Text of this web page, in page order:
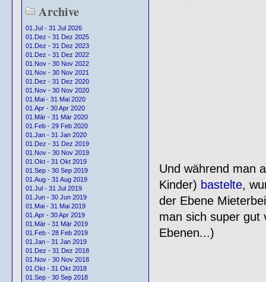
Archive
01.Jul - 31 Jul 2026
01.Dez - 31 Dez 2025
01.Dez - 31 Dez 2023
01.Dez - 31 Dez 2022
01.Nov - 30 Nov 2022
01.Nov - 30 Nov 2021
01.Dez - 31 Dez 2020
01.Nov - 30 Nov 2020
01.Mai - 31 Mai 2020
01.Apr - 30 Apr 2020
01.Mär - 31 Mär 2020
01.Feb - 29 Feb 2020
01.Jan - 31 Jan 2020
01.Dez - 31 Dez 2019
01.Nov - 30 Nov 2019
01.Okt - 31 Okt 2019
01.Sep - 30 Sep 2019
01.Aug - 31 Aug 2019
01.Jul - 31 Jul 2019
01.Jun - 30 Jun 2019
01.Mai - 31 Mai 2019
01.Apr - 30 Apr 2019
01.Mär - 31 Mär 2019
01.Feb - 28 Feb 2019
01.Jan - 31 Jan 2019
01.Dez - 31 Dez 2018
01.Nov - 30 Nov 2018
01.Okt - 31 Okt 2018
01.Sep - 30 Sep 2018
Und während man
Kinder) bastelte,
der Ebene
man sich super gut
Ebenen...)